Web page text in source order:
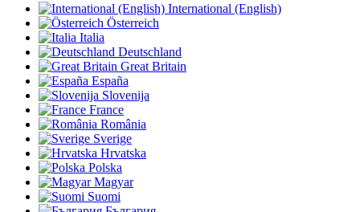
International (English)
Österreich
Italia
Deutschland
Great Britain
España
Slovenija
France
România
Sverige
Hrvatska
Polska
Magyar
Suomi